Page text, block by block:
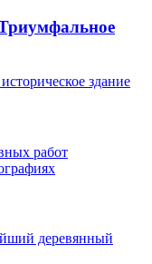
здание
работ
деревянный